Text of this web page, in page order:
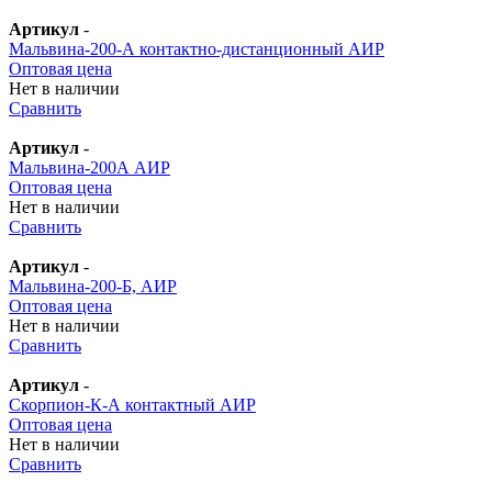
Артикул -
Мальвина-200-А контактно-дистанционный АИР
Оптовая цена
Нет в наличии
Сравнить
Артикул -
Мальвина-200А АИР
Оптовая цена
Нет в наличии
Сравнить
Артикул -
Мальвина-200-Б, АИР
Оптовая цена
Нет в наличии
Сравнить
Артикул -
Скорпион-К-А контактный АИР
Оптовая цена
Нет в наличии
Сравнить